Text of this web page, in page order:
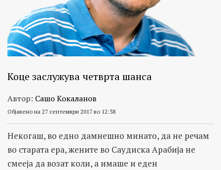
Коце заслужува четврта шанса
Автор: Сашо Кокаланов
Објавено на 27 септември 2017 во 12:38
Некогаш, во едно дамнешно минато, да не речам
во старата ера, жените во Саудиска Арабија не
смееја да возат коли, а имаше и еден